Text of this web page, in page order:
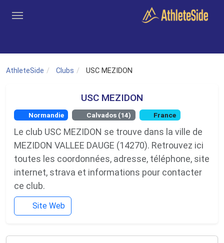
AthleteSide Clubs USC MEZIDON
USC MEZIDON
Normandie Calvados (14) France
Le club USC MEZIDON se trouve dans la ville de
MEZIDON VALLEE DAUGE (14270). Retrouvez ici
toutes les coordonnées, adresse, téléphone, site
internet, strava et informations pour contacter
ce club.
Site Web